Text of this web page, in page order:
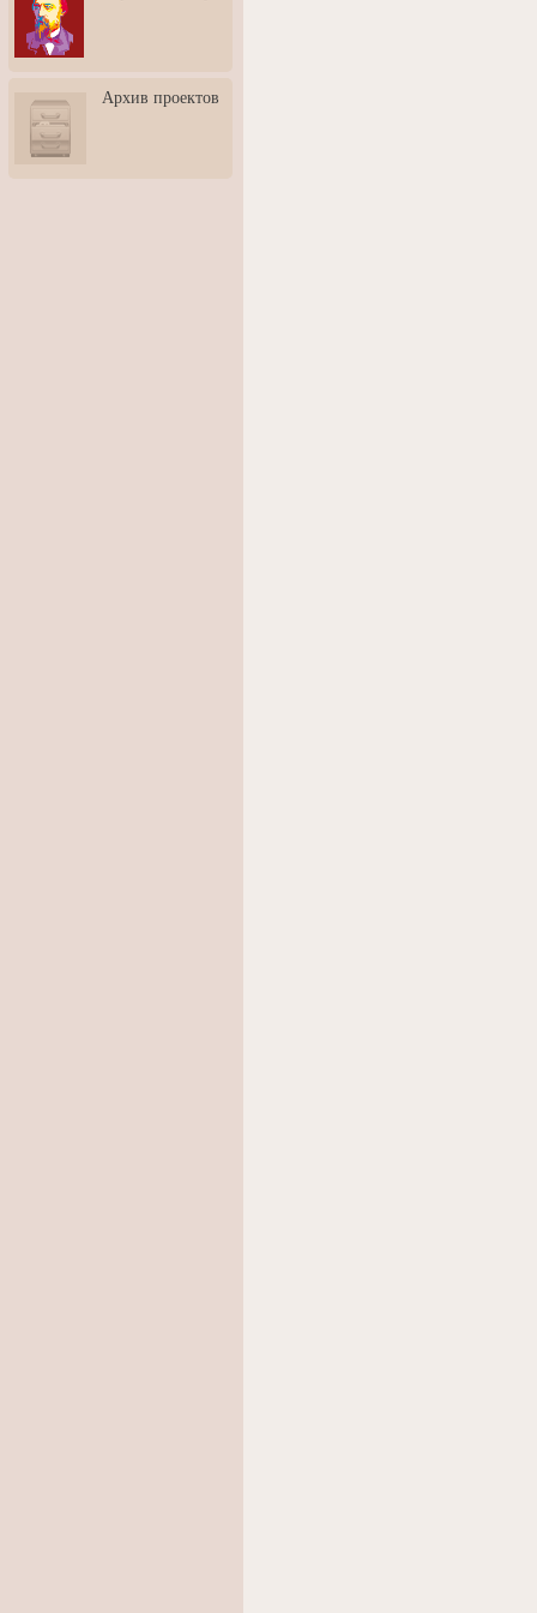
3: Обусловленности
человека и их влияние на
карьеру
скульптором Дмитрием
Тугариновым
АртБульвар в День города
Архив проектов